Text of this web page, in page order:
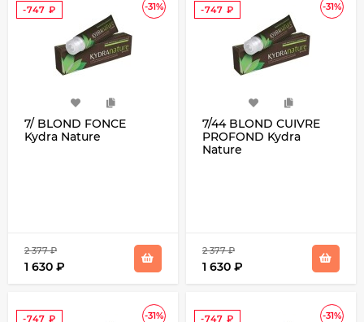
-31%
-747 ₽
7/ BLOND FONCE
Kydra Nature
2 377₽
1 630 ₽
-31%
-747 ₽
7/44 BLOND CUIVRE
PROFOND Kydra
Nature
2 377₽
1 630 ₽
-31%
-747 ₽ -31%
-747 ₽